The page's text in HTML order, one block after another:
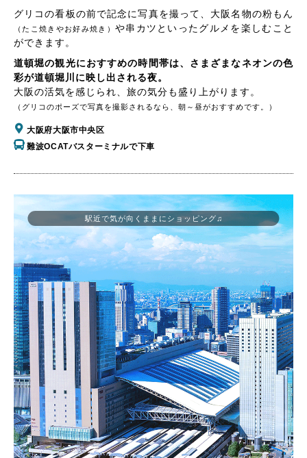
グリコの看板の前で記念に写真を撮って、大阪名物の粉もん
（たこ焼きやお好み焼き） や串カツといったグルメを楽しむこと
ができます。
道頓堀の観光におすすめの時間帯は、さまざまなネオンの色
彩が道頓堀川に映し出される夜。
大阪の活気を感じられ、旅の気分も盛り上がります。
（グリコのポーズで写真を撮影されるなら、朝～昼がおすすめです。）
大阪府大阪市中央区
難波OCATバスターミナルで下車
駅近で気が向くままにショッピング♫